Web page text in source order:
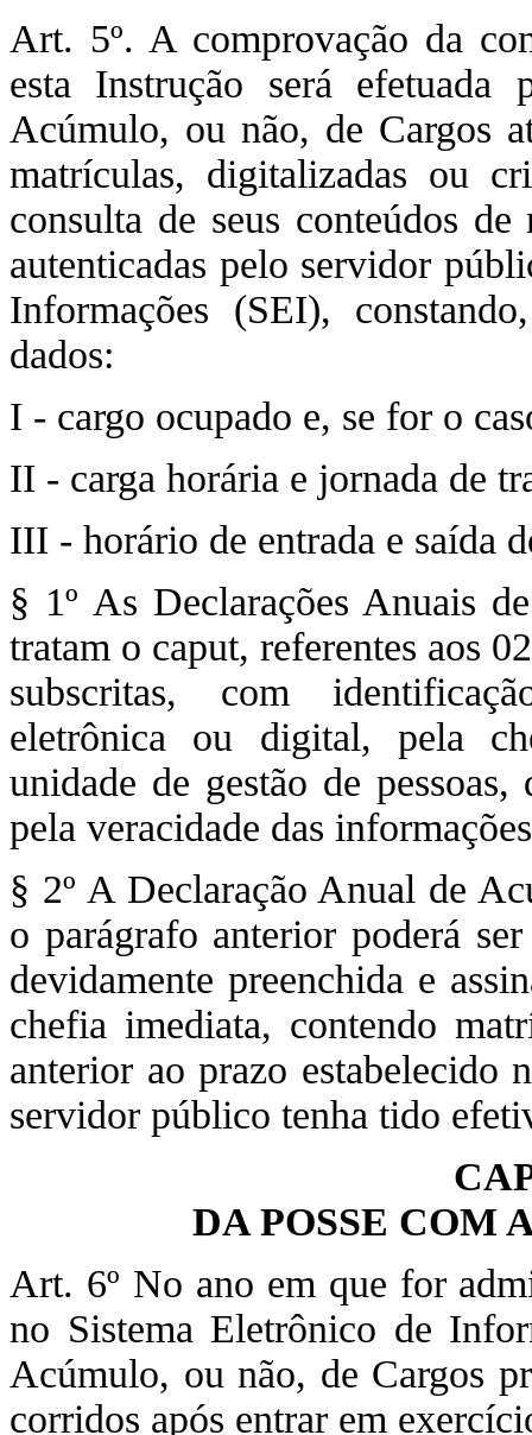
Art. 5º. A comprovação da
esta Instrução será
Acúmulo, ou não, de Cargos
matrículas, digitalizadas ou
consulta de seus conteúdos
autenticadas pelo servidor
Informações (SEI),
dados:
I - cargo ocupado e, se for o
II - carga horária e jornada de
III - horário de entrada e saída
§ 1º As Declarações Anuais
tratam o caput, referentes aos
subscritas, com
eletrônica ou digital, pela
unidade de gestão de
pela veracidade das
§ 2º A Declaração Anual de
o parágrafo anterior poderá
devidamente preenchida e
chefia imediata, contendo
anterior ao prazo estabelecido
servidor público tenha tido
DA POSSE COM
Art. 6º No ano em que for
no Sistema Eletrônico de
Acúmulo, ou não, de Cargos
corridos após entrar em